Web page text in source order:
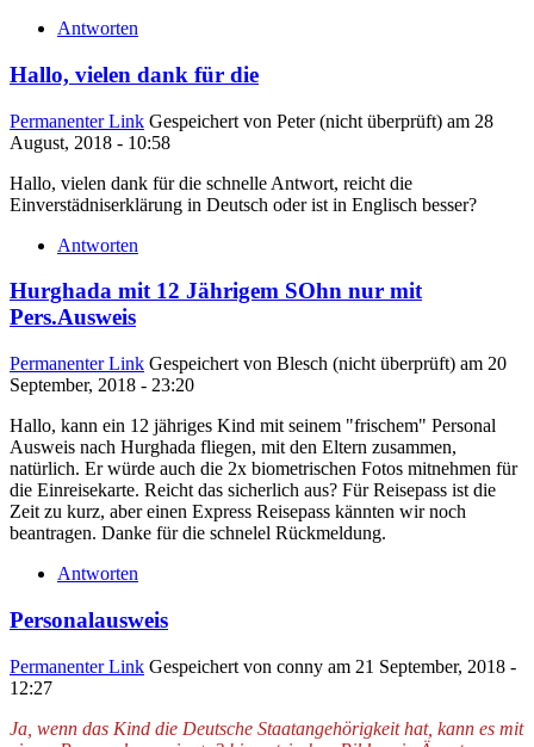
Antworten
Hallo, vielen dank für die
Permanenter Link Gespeichert von Peter (nicht überprüft) am 28
August, 2018 - 10:58
Hallo, vielen dank für die schnelle Antwort, reicht die
Einverstädniserklärung in Deutsch oder ist in Englisch besser?
Antworten
Hurghada mit 12 Jährigem SOhn nur mit
Pers.Ausweis
Permanenter Link Gespeichert von Blesch (nicht überprüft) am 20
September, 2018 - 23:20
Hallo, kann ein 12 jähriges Kind mit seinem "frischem" Personal
Ausweis nach Hurghada fliegen, mit den Eltern zusammen,
natürlich. Er würde auch die 2x biometrischen Fotos mitnehmen für
die Einreisekarte. Reicht das sicherlich aus? Für Reisepass ist die
Zeit zu kurz, aber einen Express Reisepass kännten wir noch
beantragen. Danke für die schnelel Rückmeldung.
Antworten
Personalausweis
Permanenter Link Gespeichert von conny am 21 September, 2018 -
12:27
Ja, wenn das Kind die Deutsche Staatangehörigkeit hat, kann es mit